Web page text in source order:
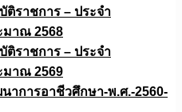
ติราชการ – ประจำ
มาณ 2568
ติราชการ – ประจำ
มาณ 2569
าการอาชีวศึกษา-พ.ศ.-2560-